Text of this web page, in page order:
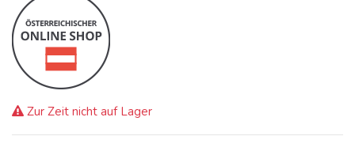
Zur Zeit nicht auf Lager